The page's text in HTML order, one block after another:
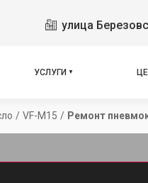
улица
УСЛУГИ
/ VF-M15 / Ремонт